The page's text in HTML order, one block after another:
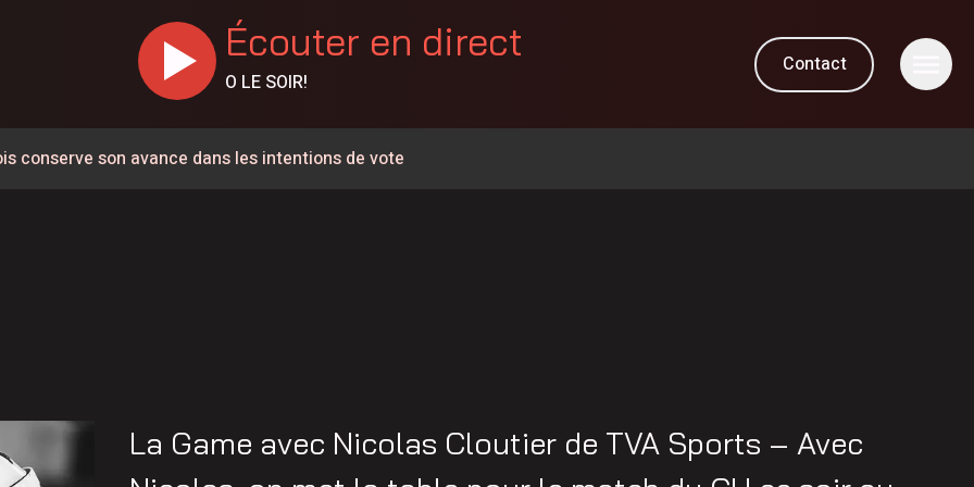
Écouter en direct
O LE SOIR!
Contact
conserve son avance dans les intentions de vote
une opération de sécurité civile selon le MTQ
sur un an en Mauricie-et-Centre-du-Québec
de la chaussée rehaussée est maintenant terminé
La Game avec Nicolas Cloutier de TVA Sports – Avec